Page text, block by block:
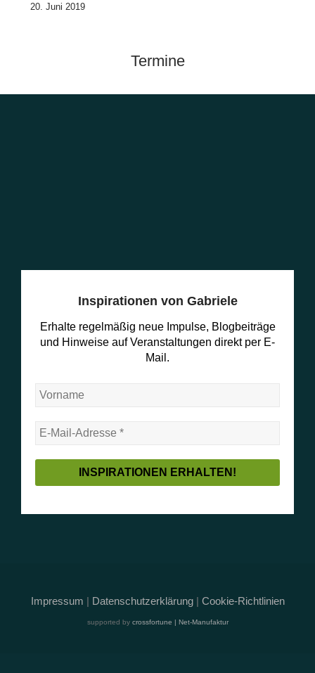
20. Juni 2019
Termine
Inspirationen von Gabriele
Erhalte regelmäßig neue Impulse, Blogbeiträge
und Hinweise auf Veranstaltungen direkt per E-
Mail.
Impressum | Datenschutzerklärung| Cookie-Richtlinien
supported by crossfortune | Net-Manufaktur